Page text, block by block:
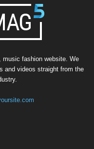
music fashion website. We
and videos straight from the